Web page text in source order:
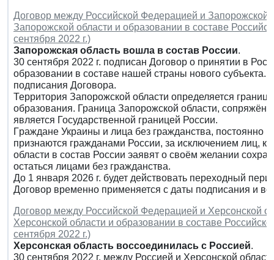
Договор между Российской Федерацией и
Запорожской области и образовании в составе
сентября 2022 г.)
Запорожская область вошла в состав России.
30 сентября 2022 г. подписан Договор о принятии в
образовании в составе нашей страны нового субъекта.
подписания Договора.
Территория Запорожской области определяется
образования. Граница Запорожской области,
является Государственной границей России.
Гpaждaнe Украины и лица без гражданства, постоянно
признаются гражданами России, за исключением лиц,
области в состав России эаявят о своём желании
остаться лицами без гражданства.
До 1 января 2026 г. будет действовать переходный
Договор временно применяется с даты подписания и
Договор между Российской Федерацией и Херсонской
Херсонской области и образовании в составе
сентября 2022 г.)
Херсонская область воссоединилась с Россией.
30 сентября 2022 г. между Россией и Херсонской